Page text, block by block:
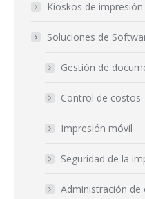
Kioskos de
Soluciones de
Gestión de
Control de costos
Impresión móvil
Seguridad de la
Administración de